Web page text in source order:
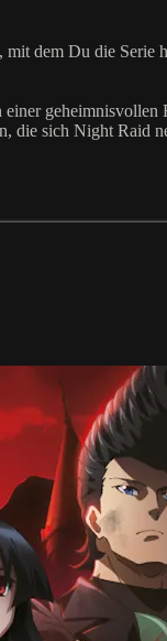
dem Du die Serie
geheimnisvollen
die sich Night Raid